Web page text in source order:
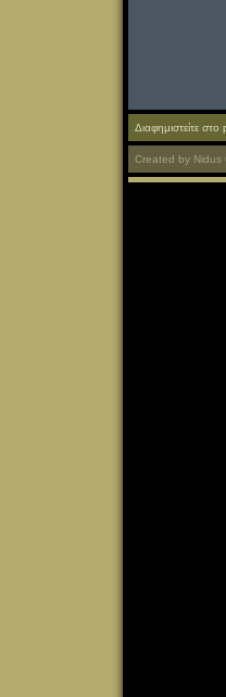
Διαφημιστείτε
Created by Nidus